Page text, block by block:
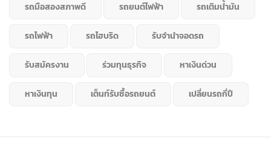
รถมือสองสภาพดี รถยนต์ไฟฟ้า รถเติมน้ำมัน
รถไฟฟ้า รถไฮบริด รับจำนำจอดรถ
รับสมัครงาน ร่วมทุนธุรกิจ หาเงินด่วน
หาเงินทุน เต็นท์รับซื้อรถยนต์ เปลี่ยนรถกี่ปี